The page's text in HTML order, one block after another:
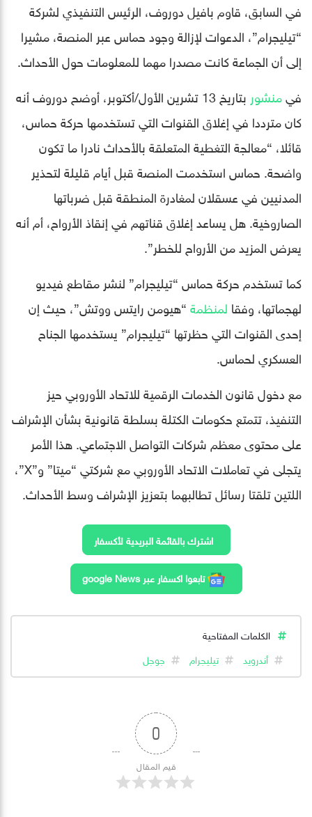
في السابق، قاوم بافيل دوروف، الرئيس التنفيذي لشركة
“تيليجرام”، الدعوات لإزالة وجود حماس عبر المنصة، مشيرا
إلى أن الجماعة كانت مصدرا مهما للمعلومات حول الأحداث.
فيمنشور
بتاريخ 13 تشرين الأول/أكتوبر، أوضح دوروف أنه
كان مترددا في إغلاق القنوات التي تستخدمها حركة حماس،
قائلا، “معالجة التغطية المتعلقة بالأحداث نادرا ما تكون
واضحة. حماس استخدمت المنصة قبل أيام قليلة لتحذير
المدنيين في عسقلان لمغادرة المنطقة قبل ضرباتها
الصاروخية. هل يساعد إغلاق قناتهم في إنقاذ الأرواح، أم أنه
يعرض المزيد من الأرواح للخطر”.
كما تستخدم حركة حماس “تيليجرام” لنشر مقاطع فيديو
لهجماتها، وفقا لمنظمة“هيومن رايتس ووتش”، حيث إن
إحدى القنوات التي حظرتها “تيليجرام” يستخدمها الجناح
العسكري لحماس.
مع دخول قانون الخدمات الرقمية للاتحاد الأوروبي حيز
التنفيذ، تتمتع حكومات الكتلة بسلطة قانونية بشأن الإشراف
على محتوى معظم شركات التواصل الاجتماعي. هذا الأمر
يتجلى في تعاملات الاتحاد الأوروبي مع شركتي “ميتا” و”X”،
اللتين تلقتا رسائل تطالبهما بتعزيز الإشراف وسط الأحداث.
اشترك بالقائمة البريدية لأكسفار
تابعوا اكسفار عبر google News
الكلمات المفتاحية
أندرويد
تيليجرام جوجل
0
قيم المقال